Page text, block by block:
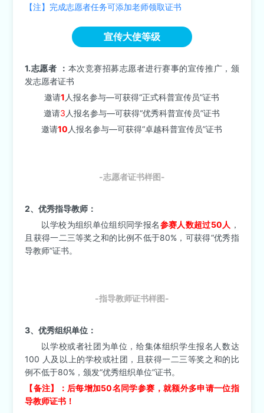
【注】完成志愿者任务可添加老师领取证书
宣传大使等级
1.志愿者 ： 本次竞赛招募志愿者进行赛事的宣传推广，颁
发志愿者证书
邀请1 人报名参与—可获得“正式科普宣传员”证书
邀请3 人报名参与—可获得“优秀科普宣传员”证书
邀请10 人报名参与—可获得“卓越科普宣传员”证书
-志愿者证书样图-
2、优秀指导教师：
以学校为组织单位组织同学报名参赛人数超过50人 ，
且获得一二三等奖之和的比例不低于80%，可获得“优秀指
导教师”证书。
-指导教师证书样图-
3、优秀组织单位：
以学校或者社团为单位，给集体组织学生报名人数达
100 人及以上的学校或社团，且获得一二三等奖之和的比
例不低于80%，颁发“优秀组织单位”证书。
【备注】：后每增加50名同学参赛，就额外多申请一位指
导教师证书！